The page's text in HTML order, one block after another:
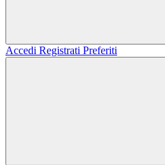
Accedi Registrati Preferiti